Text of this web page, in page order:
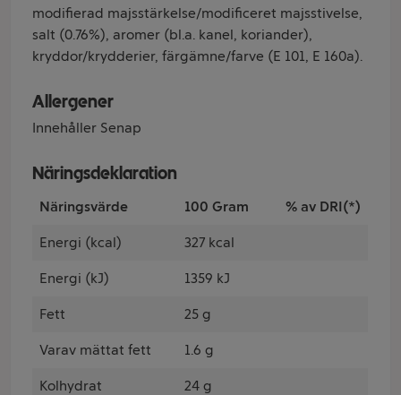
modifierad majsstärkelse/modificeret majsstivelse,
salt (0.76%), aromer (bl.a. kanel, koriander),
kryddor/krydderier, färgämne/farve (E 101, E 160a).
Allergener
Innehåller Senap
Näringsdeklaration
Näringsvärde 100 Gram % av DRI(*)
Energi (kcal) 327 kcal
Energi (kJ) 1359 kJ
Fett 25 g
Varav mättat fett 1.6 g
Kolhydrat 24 g